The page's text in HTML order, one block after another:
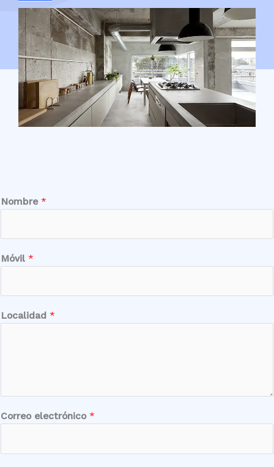
Nombre *
Móvil *
Localidad *
L
o
a
Correo electrónico *